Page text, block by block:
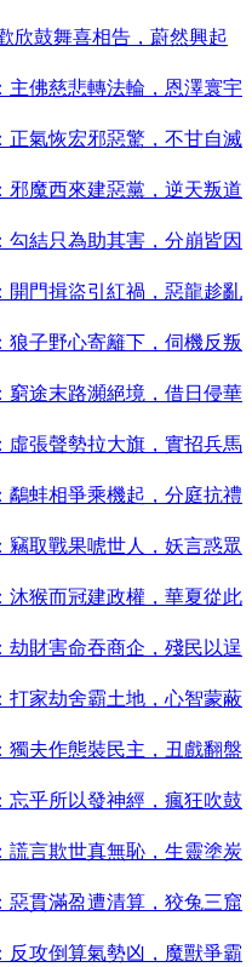
欣鼓舞喜相告，蔚然興起
主佛慈悲轉法輪，恩澤寰宇
正氣恢宏邪惡驚，不甘自滅
邪魔西來建惡黨，逆天叛道
勾結只為助其害，分崩皆因
開門揖盜引紅禍，惡龍趁亂
狼子野心寄籬下，伺機反叛
窮途末路瀕絕境，借日侵華
虛張聲勢拉大旗，實招兵馬
鷸蚌相爭乘機起，分庭抗禮
竊取戰果唬世人，妖言惑眾
沐猴而冠建政權，華夏從此
劫財害命吞商企，殘民以逞
打家劫舍霸土地，心智蒙蔽
獨夫作態裝民主，丑戲翻盤
忘乎所以發神經，瘋狂吹鼓
謊言欺世真無恥，生靈塗炭
惡貫滿盈遭清算，狡兔三窟
反攻倒算氣勢凶，魔獸爭霸